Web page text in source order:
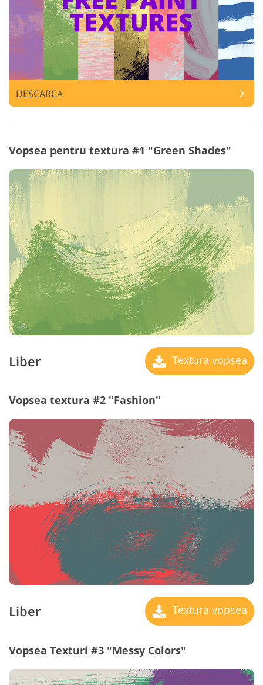
DESCARCA
Vopsea pentru textura #1 "Green Shades"
Liber Textura vopsea
Vopsea textura #2 "Fashion"
Liber Textura vopsea
Vopsea Texturi #3 "Messy Colors"